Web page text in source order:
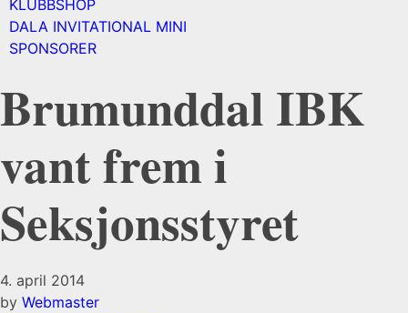
KLUBBSHOP
DALA INVITATIONAL MINI
SPONSORER
Brumunddal IBK
vant frem i
Seksjonsstyret
4. april 2014
by Webmaster